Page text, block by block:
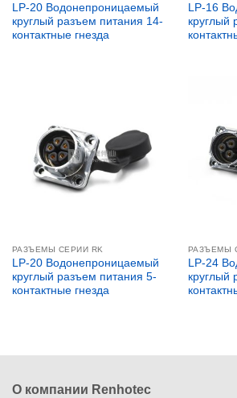
LP-20 Водонепроницаемый
круглый разъем питания 14-
контактные гнезда
LP-16
круглый
РАЗЪЕМЫ СЕРИИ RK
LP-20 Водонепроницаемый
круглый разъем питания 5-
контактные гнезда
РАЗЪЕМЫ
LP-24
круглый
О компании Renhotec